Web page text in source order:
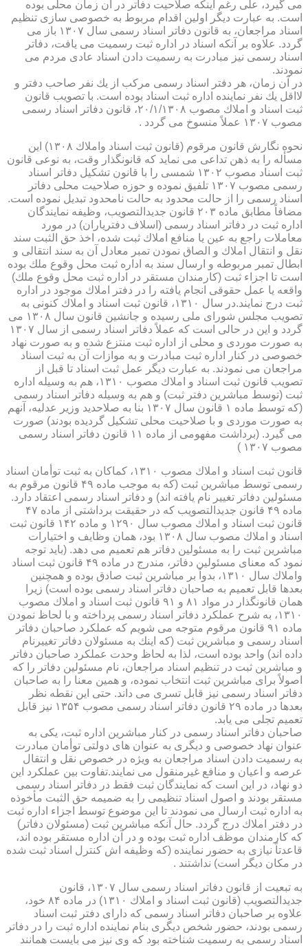
می گیرد، علی رغم اینكه صلاحیت دفاتر در آن زمان محلی بوده
است. به عبارت دیگر اولین اقدام مربوط به خصوصی سازی تنظیم
اسناد مراجعان، به قانون دفاتر اسناد رسمی سال ۱۳۰۷ باز می
گردد. علاوه بر آنكه اسناد در اداره ثبت رسمیت می یافت، دفاتر
اسناد رسمی نیز مبادرت به رسمیت دادن اسناد عادی مردم می
نمودند.
در آن زمان، هر دفتر اسناد رسمی مركب از یك نفر صاحب دفتر و
لااقل یك نفر نماینده اداره ثبت اسناد بوده است. با تصویب قانون
ثبت اسناد و املاك مصوب ۲۰/۱/۱۳۰۸، قانون دفاتر اسناد رسمی
مصوب ۱۳۰۷ عملاً منسوخ می گردد .
نحوه نگارش قانون مرقوم (قانون ثبت اسناد واملاك ۱۳۰۸) این
مسأله را به ذهن تداعی می نماید كه قانونگذار وقت، به نوعی قانون
ثبت اسناد مصوب ۱۳۰۲ شمسی را با قانون تشكیل دفاتر اسناد
رسمی مصوب ۱۳۰۷ تلفیق نموده و حوزه صلاحیت محلی دفاتر
اسناد رسمی را از حالت محدود به حالت نامحدود تبدیل نموده است.
مضافاً مطابق ماده ۲۰۳ قانون جدیدالتصویب، وظیفه نمایندگان
اداره ثبت در دفاتر اسناد رسمی (اسلاف دفتریاران) در مورد
معاملات راجع به عین یا منافع املاك ثبت شده، اخذ حق الثبت سند
نقل و انتقال املاك و الصاق نمودن تمبر معادل آن به سند انتقالی و
ابطال تمبر مربوطه و ارسال سند به اداره ثبت محل وقوع ملك بوده
است تا اجزاء ثبت (كارمندان مستقر در اداره ثبت محل وقوع ملك)
واقعه یا عمل حقوقی انجام یافته را در دفتر املاك موجود در اداره
ثبت درج نمایند.در سال ۱۳۱۰، قانون ثبت اسناد و املاك كنونی به
تصویب مجلس شورای ملی رسیده و جانشین قانون سال ۱۳۰۸ می
گردد و این در حالی است كه عملاً دفاتر اسناد رسمی از سال ۱۳۰۷
به صورت موردی و محلی از اداره ثبت منتزع شده و به صورت نهاد
خصوصی در كنار اداره ثبت مبادرت و به موازات آن به ثبت اسناد
مراجعان می نمودند. به عبارت دیگر عمل ثبت اسناد تا قبل از
تصویب قانون ثبت اسناد و املاك مصوب ۱۳۱۰، هم به وسیله اداره
ثبت (توسط مباشرین دفتر ثبت) و هم به وسیله دفاتر اسناد رسمی
(كه توسط ماده ۱ قانون سال ۱۳۰۷ بنا به صلاحدید وزیر عدلیه، آنهم
به صورت موردی و با صلاحیت محلی تشكیل گردیده بودند) صورت
می گیرد. (برداشت مفهومی از ماده ۱۱ قانون دفاتر اسناد رسمی
مصوب ۱۳۰۷ )
قانون ثبت اسناد و املاك مصوب ۱۳۱۰، كماكان به ثبت توأمان اسناد
رسمی توسط مباشرین ثبت (كه به موجب ماده ۴۹ قانون مرقوم به
مسئولین دفاتر تغییر نام یافته اند) و دفاتر اسناد رسمی اعتقاد دارد.
ماده ۴۹ قانون جدیدالتصویب كه در حقیقت برداشتی از ماده ۴۷
قانون ثبت اسناد و املاك مصوب سال ۱۲۹۰ و ماده ۱۴۲ قانون ثبت
اسناد و املاك مصوب سال ۱۳۰۸ بود، همان وظایف و اختیارات
مباشرین ثبت را به مسئولین دفاتر هم تعمیم می دهد. (باید توجه
نمود كه معنای مسئولین دفاتر، مندرج در ماده ۴۹ قانون ثبت اسناد
واملاك سال ۱۳۱۰، بدواً بر مباشرین ثبت صادق بوده و همچنین
بعدها قابل تعمیم به صاحبان دفاتر اسناد رسمی بوده است) زیرا
همان قانونگذار در مواد ۸۱ و ۹۱ قانون ثبت اسناد و املاك مصوب
۱۳۱۰، به شرح عملكرد دفاتر اسناد رسمی پرداخته و با لحاظ نمودن
ماده ۹۱ قانون مرقوم متوجه می شویم كه عملكرد صاحبان دفاتر
اسناد رسمی و مباشرین ثبت (كه اینك به مسئولان دفاتر تغییرنام
داده اند) واحد بوده است، لذا به لحاظ وحدت عملكرد صاحبان دفاتر
و مباشرین ثبت در تنظیم اسناد مراجعان، نام مسئولین دفاتر را كه
اصولاً برای مباشرین ثبت انتخاب نموده، و همین معنا را به صاحبان
دفاتر اسناد رسمی نیز قابل تسری می داند. حتی این نقطه نظر
بعدها در ماده ۲۹ قانون دفاتر اسناد رسمی مصوب ۱۳۵۴ نیز قابل
تعمیم تجلی می یابد.
صاحبان دفاتر اسناد رسمی در كنار مباشرین اداره ثبت، یكی به
عنوان نهاد خصوصی و دیگری به عنوان های دولتی توأمان مبادرت
به رسمیت دادن اسناد مراجعان به ویژه در خصوص نقل و انتقال
عرصه و اعیان و منافع غیرمنقول می نمایند.تفاوت بین عملكرد این
دو نهاد، در این است كه نمایندگان ثبت فقط در دفاتر اسناد رسمی
مستقر بودند و اصول اسناد تنظیمی را به ضمیمه حق الثبت مأخوذه
به اداره ثبت ارسال می نمودند تا این موضوع توسط اجزاء اداره ثبت
در دفتر املاك درج گردد. حال آنكه مباشرین ثبت (مسئولان دفاتر)
كه كارمندان موظف اداره ثبت بوده و در آن اداره مستقر بوده اند،
قاعدتاً نیازی به حضور نماینده (كه وظیفه اش كنترل اسناد ثبت شده
در مكان دیگر است) نداشتند .
به تبعیت از قانون دفاتر اسناد رسمی سال ۱۳۰۷، قانون
جدیدالتصویب (قانون ثبت اسناد و املاك ۱۳۱۰) در ماده ۸۴ خود،
علاوه بر صاحبان دفاتر اسناد رسمی كه دارای دفتر ثبت اسناد
رسمی بودند، حضور شخص دیگری بنام نماینده اداره ثبت را در دفاتر
اسناد رسمی به رسمیت شناخته بود كه وی نیز می بایست همانند